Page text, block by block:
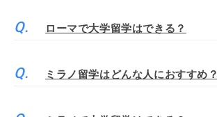
ローマで大学留学はできる？
ミラノ留学はどんな人におすすめ？